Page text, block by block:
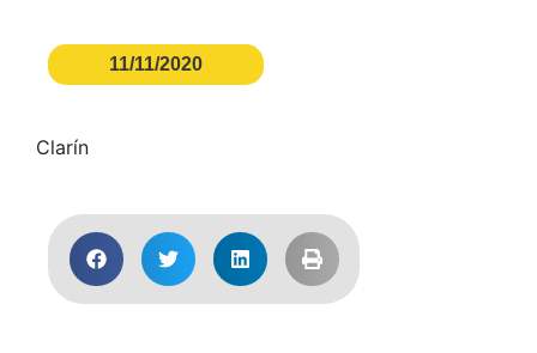
11/11/2020
Clarín